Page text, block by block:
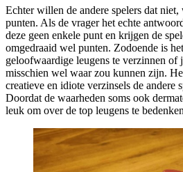
Echter willen de andere spelers dat
punten. Als de vrager het echte
deze geen enkele punt en krijgen de
omgedraaid wel punten. Zodoende is
geloofwaardige leugens te verzinnen of
misschien wel waar zou kunnen zijn.
creatieve en idiote verzinsels de andere
Doordat de waarheden soms ook
leuk om over de top leugens te